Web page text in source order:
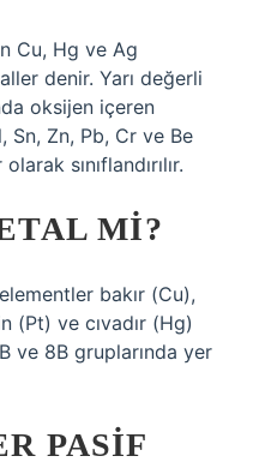
Cu, Hg ve Ag
denir. Yarı değerli
oksijen içeren
Sn, Zn, Pb, Cr ve Be
sınıflandırılır.
MI?
bakır (Cu),
(Pt) ve cıvadır (Hg)
ve 8B gruplarında yer
PASIF